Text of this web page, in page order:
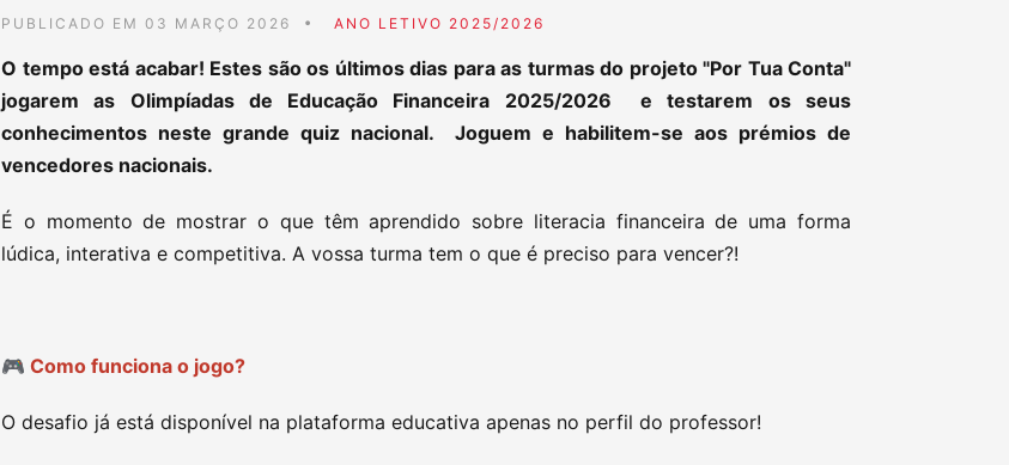
PUBLICADO EM 03 MARÇO 2026 ANO LETIVO 2025/2026
O tempo está acabar! Estes são os últimos dias para as turmas do projeto "Por Tua Conta"
jogarem as Olimpíadas de Educação Financeira 2025/2026 e testarem os seus
conhecimentos neste grande quiz nacional. Joguem e habilitem-se aos prémios de
vencedores nacionais.
É o momento de mostrar o que têm aprendido sobre literacia financeira de uma forma
lúdica, interativa e competitiva. A vossa turma tem o que é preciso para vencer?!
🎮 Como funciona o jogo?
O desafio já está disponível na plataforma educativa apenas no perfil do professor!